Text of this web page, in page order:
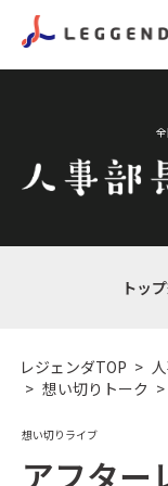
トップ
レジェンダTOP
想い切りトーク
想い切りライブ
アフター